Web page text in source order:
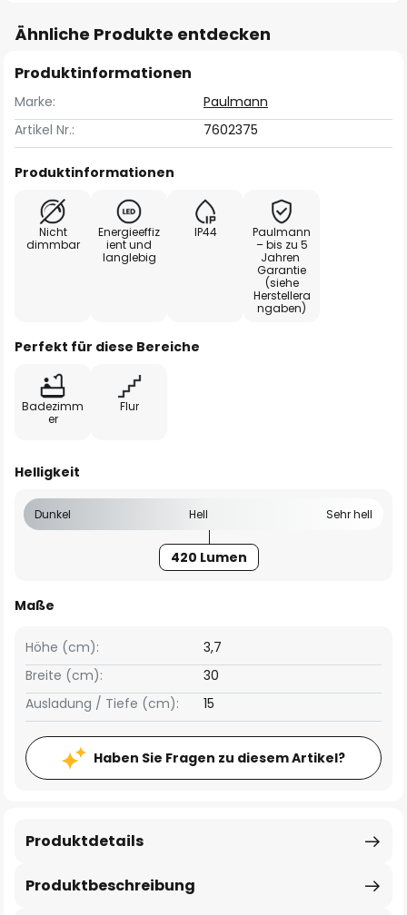
Ähnliche Produkte entdecken
Produktinformationen
Marke:
Paulmann
Artikel Nr.:
7602375
Produktinformationen
Nicht
dimmbar
Energieeffiz
ient und
langlebig
IP44
Paulmann
– bis zu 5
Jahren
Garantie
(siehe
Herstellera
ngaben)
Perfekt für diese Bereiche
Badezimm
er
Flur
Helligkeit
Dunkel Hell Sehr hell
420 Lumen
Maße
Breite (cm): 30
Höhe (cm): 3,7
Ausladung / Tiefe (cm): 15
Haben Sie Fragen zu diesem Artikel?
Produktbeschreibung
Produktdetails